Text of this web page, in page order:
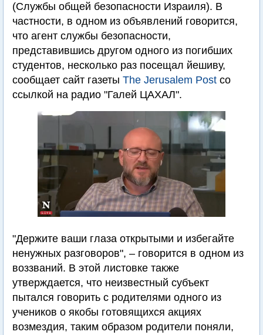
(Службы общей безопасности Израиля). В
частности, в одном из объявлений говорится,
что агент службы безопасности,
представившись другом одного из погибших
студентов, несколько раз посещал йешиву,
сообщает сайт газеты The Jerusalem Post со
ссылкой на радио "Галей ЦАХАЛ".
"Держите ваши глаза открытыми и избегайте
ненужных разговоров", – говорится в одном из
воззваний. В этой листовке также
утверждается, что неизвестный субъект
пытался говорить с родителями одного из
учеников о якобы готовящихся акциях
возмездия, таким образом родители поняли,